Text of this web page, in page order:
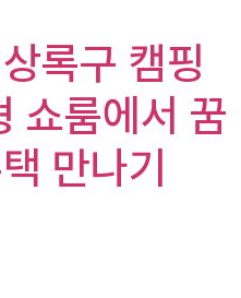
록구 캠핑
쇼룸에서 꿈
만나기